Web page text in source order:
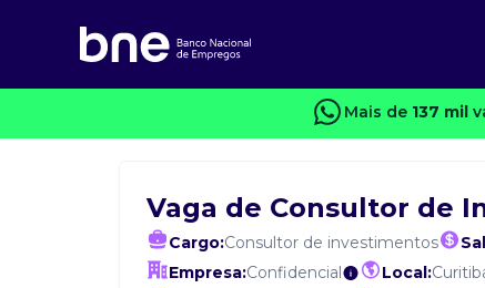
Mais de 137 mil
Vaga de Consultor de
Cargo:Consultor de investimentos
Empresa:Confidencial Local: